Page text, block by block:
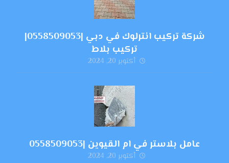
شركة تركيب انترلوك في دبي |0558509053|
تركيب بلاط
أكتوبر 20, 2024
عامل بلاستر في ام القيوين |0558509053
أكتوبر 20, 2024